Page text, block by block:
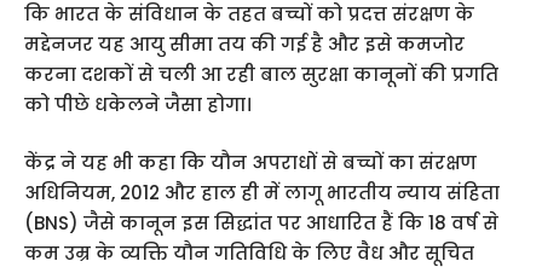
कि भारत के संविधान के तहत बच्चों को प्रदत्त संरक्षण के
मद्देनजर यह आयु सीमा तय की गई है और इसे कमजोर
करना दशकों से चली आ रही बाल सुरक्षा कानूनों की प्रगति
को पीछे धकेलने जैसा होगा।
केंद्र ने यह भी कहा कि यौन अपराधों से बच्चों का संरक्षण
अधिनियम, 2012 और हाल ही में लागू भारतीय न्याय संहिता
(BNS) जैसे कानून इस सिद्धांत पर आधारित हैं कि 18 वर्ष से
कम उम्र के व्यक्ति यौन गतिविधि के लिए वैध और सूचित